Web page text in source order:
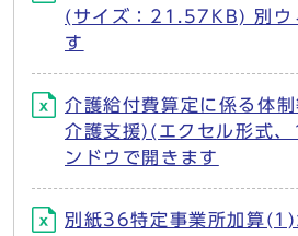
(サイズ：21.57KB) 別ウ
す
介護給付費算定に係る体
介護支援)(エクセル形式
ンドウで開きます
別紙36特定事業所加算